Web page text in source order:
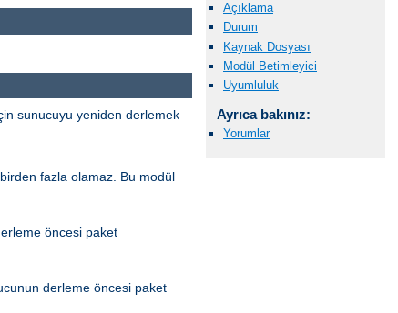
Açıklama
Durum
Kaynak Dosyası
Modül Betimleyici
Uyumluluk
Ayrıca bakınız:
Yorumlar
sunucuyu yeniden derlemek
fazla olamaz. Bu modül
öncesi paket
derleme öncesi paket